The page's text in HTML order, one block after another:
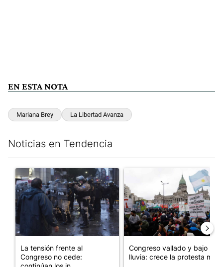
EN ESTA NOTA
Mariana Brey La Libertad Avanza
Noticias en Tendencia
Un artículo de tendencia con el título "La tensión frente al
La tensión frente al
Congreso no cede:
Un artículo de tendencia
Congreso vallado y bajo la
lluvia: crece la protesta mi...